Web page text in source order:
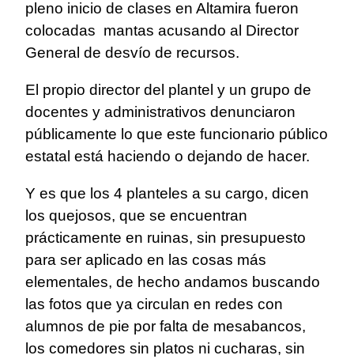
pleno inicio de clases en Altamira fueron
colocadas mantas acusando al Director
General de desvío de recursos.
El propio director del plantel y un grupo de
docentes y administrativos denunciaron
públicamente lo que este funcionario público
estatal está haciendo o dejando de hacer.
Y es que los 4 planteles a su cargo, dicen
los quejosos, que se encuentran
prácticamente en ruinas, sin presupuesto
para ser aplicado en las cosas más
elementales, de hecho andamos buscando
las fotos que ya circulan en redes con
alumnos de pie por falta de mesabancos,
los comedores sin platos ni cucharas, sin